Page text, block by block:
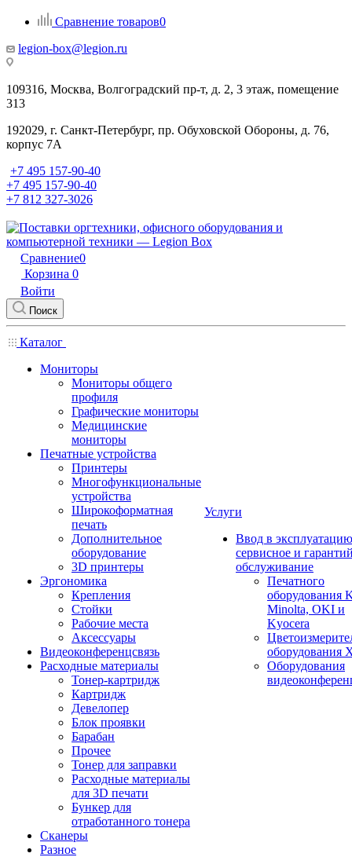
Сравнение товаров0
legion-box@legion.ru
109316, Москва, Волгоградский пр-т, д. 2, 3 этаж, помещение
313
192029, г. Санкт-Петербург, пр. Обуховской Обороны, д. 76,
корпус 7А
+7 495 157-90-40
+7 495 157-90-40
+7 812 327-3026
Сравнение0
Корзина 0
Войти
Поиск
Каталог
Мониторы
Мониторы общего
профиля
Графические мониторы
Медицинские
мониторы
Печатные устройства
Принтеры
Многофункциональные
устройства
Широкоформатная
печать
Дополнительное
оборудование
3D принтеры
Эргономика
Крепления
Стойки
Рабочие места
Аксессуары
Видеоконференцсвязь
Расходные материалы
Тонер-картридж
Картридж
Девелопер
Блок проявки
Барабан
Прочее
Тонер для заправки
Расходные материалы
для 3D печати
Бункер для
отработанного тонера
Сканеры
Разное
Услуги
Ввод в
сервисное и
обслуживание
Печатного
оборудования
Minolta, OKI и
Kyocera
оборудования
Оборудования